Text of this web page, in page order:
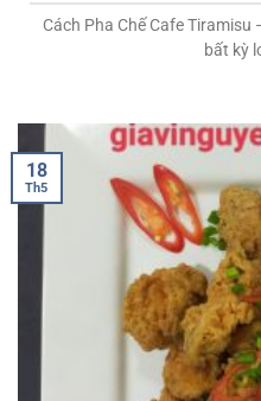
Cách Pha Chế Cafe
bất kỳ
18
Th5